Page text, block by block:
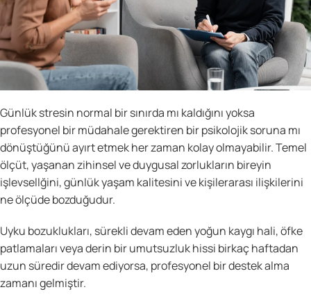
Günlük stresin normal bir sınırda mı kaldığını yoksa
profesyonel bir müdahale gerektiren bir psikolojik soruna mı
dönüştüğünü ayırt etmek her zaman kolay olmayabilir. Temel
ölçüt, yaşanan zihinsel ve duygusal zorlukların bireyin
işlevsellğini, günlük yaşam kalitesini ve kişilerarası ilişkilerini
ne ölçüde bozduğudur.
Uyku bozuklukları, sürekli devam eden yoğun kaygı hali, öfke
patlamaları veya derin bir umutsuzluk hissi birkaç haftadan
uzun süredir devam ediyorsa, profesyonel bir destek alma
zamanı gelmiştir.